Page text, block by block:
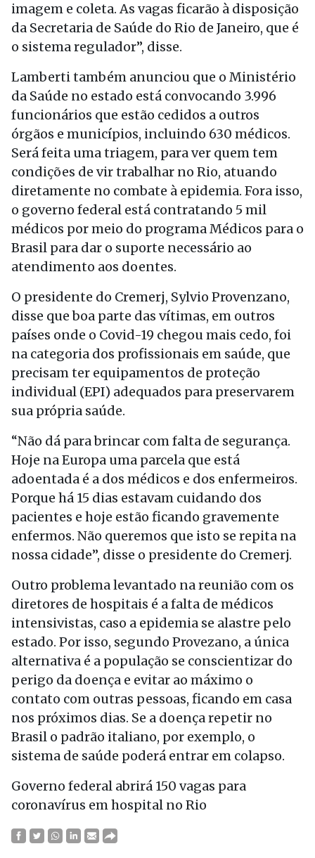
imagem e coleta. As vagas ficarão à disposição
da Secretaria de Saúde do Rio de Janeiro, que é
o sistema regulador”, disse.
Lamberti também anunciou que o Ministério
da Saúde no estado está convocando 3.996
funcionários que estão cedidos a outros
órgãos e municípios, incluindo 630 médicos.
Será feita uma triagem, para ver quem tem
condições de vir trabalhar no Rio, atuando
diretamente no combate à epidemia. Fora isso,
o governo federal está contratando 5 mil
médicos por meio do programa Médicos para o
Brasil para dar o suporte necessário ao
atendimento aos doentes.
O presidente do Cremerj, Sylvio Provenzano,
disse que boa parte das vítimas, em outros
países onde o Covid-19 chegou mais cedo, foi
na categoria dos profissionais em saúde, que
precisam ter equipamentos de proteção
individual (EPI) adequados para preservarem
sua própria saúde.
“Não dá para brincar com falta de segurança.
Hoje na Europa uma parcela que está
adoentada é a dos médicos e dos enfermeiros.
Porque há 15 dias estavam cuidando dos
pacientes e hoje estão ficando gravemente
enfermos. Não queremos que isto se repita na
nossa cidade”, disse o presidente do Cremerj.
Outro problema levantado na reunião com os
diretores de hospitais é a falta de médicos
intensivistas, caso a epidemia se alastre pelo
estado. Por isso, segundo Provezano, a única
alternativa é a população se conscientizar do
perigo da doença e evitar ao máximo o
contato com outras pessoas, ficando em casa
nos próximos dias. Se a doença repetir no
Brasil o padrão italiano, por exemplo, o
sistema de saúde poderá entrar em colapso.
Governo federal abrirá 150 vagas para
coronavírus em hospital no Rio